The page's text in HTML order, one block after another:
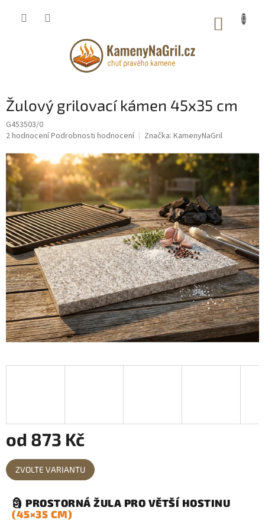
Žulový grilovací kámen 45x35 cm
G453503/0
Průměrné
produktu
je
5,0
z
5
hvězdiček.
2 hodnoceníPodrobnosti hodnocení Značka: KamenyNaGril
od 873 Kč
Měrná
cena:ZVOLTE VARIANTU
🗿 PROSTORNÁ ŽULA PRO VĚTŠÍ HOSTINU
(45×35 CM)